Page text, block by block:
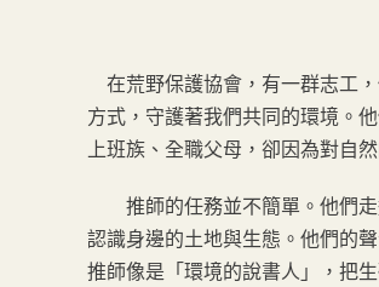
在荒野保護協會，有一群志工
方式，守護著我們共同的環境。
上班族、全職父母，卻因為對自
推師的任務並不簡單。他們走
認識身邊的土地與生態。他們的
推師像是「環境的說書人」，把